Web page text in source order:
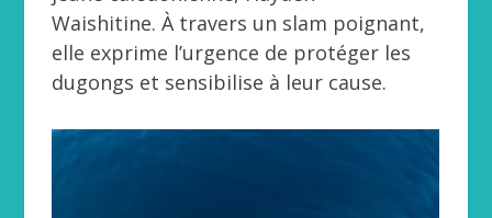
Waishitine. À travers un slam poignant,
elle exprime l’urgence de protéger les
dugongs et sensibilise à leur cause.